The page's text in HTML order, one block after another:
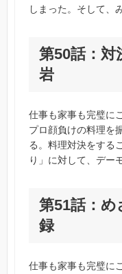
しまった。そして、
第50話：対
岩
仕事も家事も完璧に
プロ顔負けの料理を
る。料理対決をする
り」に対して、デー
第51話：め
録
仕事も家事も完璧に